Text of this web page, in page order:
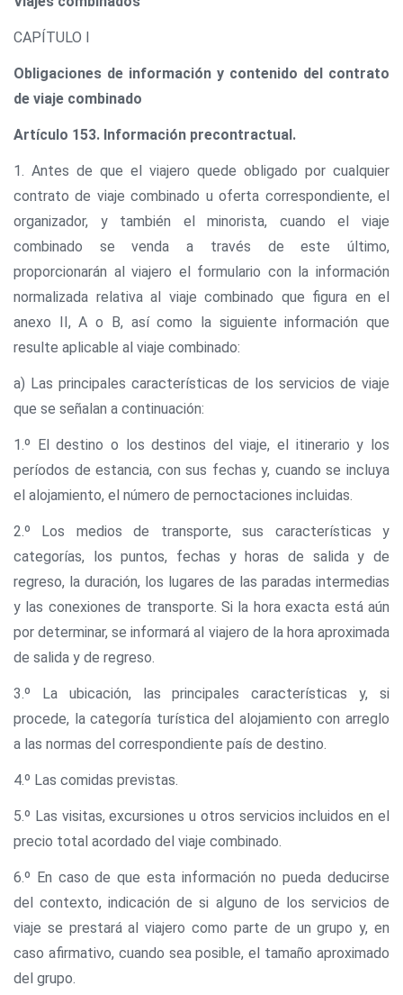
CAPÍTULO I
Obligaciones de información y contenido del contrato
de viaje combinado
Artículo 153. Información precontractual.
1. Antes de que el viajero quede obligado por cualquier
contrato de viaje combinado u oferta correspondiente, el
organizador, y también el minorista, cuando el viaje
combinado se venda a través de este último,
proporcionarán al viajero el formulario con la información
normalizada relativa al viaje combinado que figura en el
anexo II, A o B, así como la siguiente información que
resulte aplicable al viaje combinado:
a) Las principales características de los servicios de viaje
que se señalan a continuación:
1.º El destino o los destinos del viaje, el itinerario y los
períodos de estancia, con sus fechas y, cuando se incluya
el alojamiento, el número de pernoctaciones incluidas.
2.º Los medios de transporte, sus características y
categorías, los puntos, fechas y horas de salida y de
regreso, la duración, los lugares de las paradas intermedias
y las conexiones de transporte. Si la hora exacta está aún
por determinar, se informará al viajero de la hora aproximada
de salida y de regreso.
3.º La ubicación, las principales características y, si
procede, la categoría turística del alojamiento con arreglo
a las normas del correspondiente país de destino.
4.º Las comidas previstas.
5.º Las visitas, excursiones u otros servicios incluidos en el
precio total acordado del viaje combinado.
6.º En caso de que esta información no pueda deducirse
del contexto, indicación de si alguno de los servicios de
viaje se prestará al viajero como parte de un grupo y, en
caso afirmativo, cuando sea posible, el tamaño aproximado
del grupo.